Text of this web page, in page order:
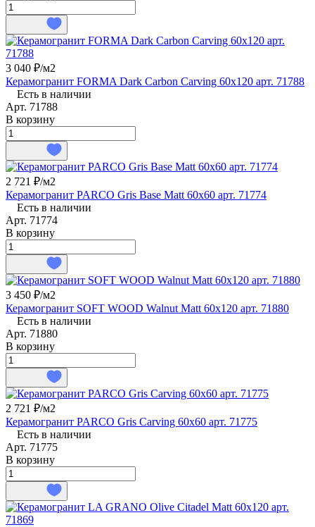
3 040 ₽/м2
Керамогранит FORMA Dark Carbon Carving 60x120 арт. 71788
Есть в наличии
Арт. 71788
В корзину
2 721 ₽/м2
Керамогранит PARCO Gris Base Matt 60x60 арт. 71774
Есть в наличии
Арт. 71774
В корзину
3 450 ₽/м2
Керамогранит SOFT WOOD Walnut Matt 60x120 арт. 71880
Есть в наличии
Арт. 71880
В корзину
2 721 ₽/м2
Керамогранит PARCO Gris Carving 60x60 арт. 71775
Есть в наличии
Арт. 71775
В корзину